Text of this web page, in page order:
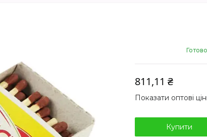
811,11 ₴
Показати оптові
Купити